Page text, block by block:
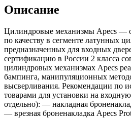
SC
60-
C-
NI
с
вертушком
30*30мм
Описание
Цилиндровые механизмы Apecs —
по качеству в сегменте латунных
предназначенных для входных
сертификацию в России 2 класса
цилиндровых механизмах Apecs
бампинга, манипуляционных
высверливания. Рекомендации по
товарами для установки на
отдельно): — накладная
— врезная броненакладка Apecs